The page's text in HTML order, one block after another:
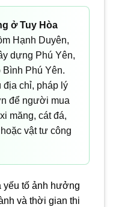
ở Tuy Hòa
Hạnh Duyên,
dựng Phú Yên,
Phú Yên.
chỉ, pháp lý
để người mua
măng, cát đá,
vật tư công
yếu tố ảnh hưởng
và thời gian thi